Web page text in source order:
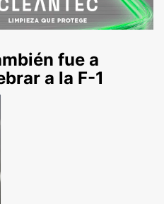
fue a
a la F-1